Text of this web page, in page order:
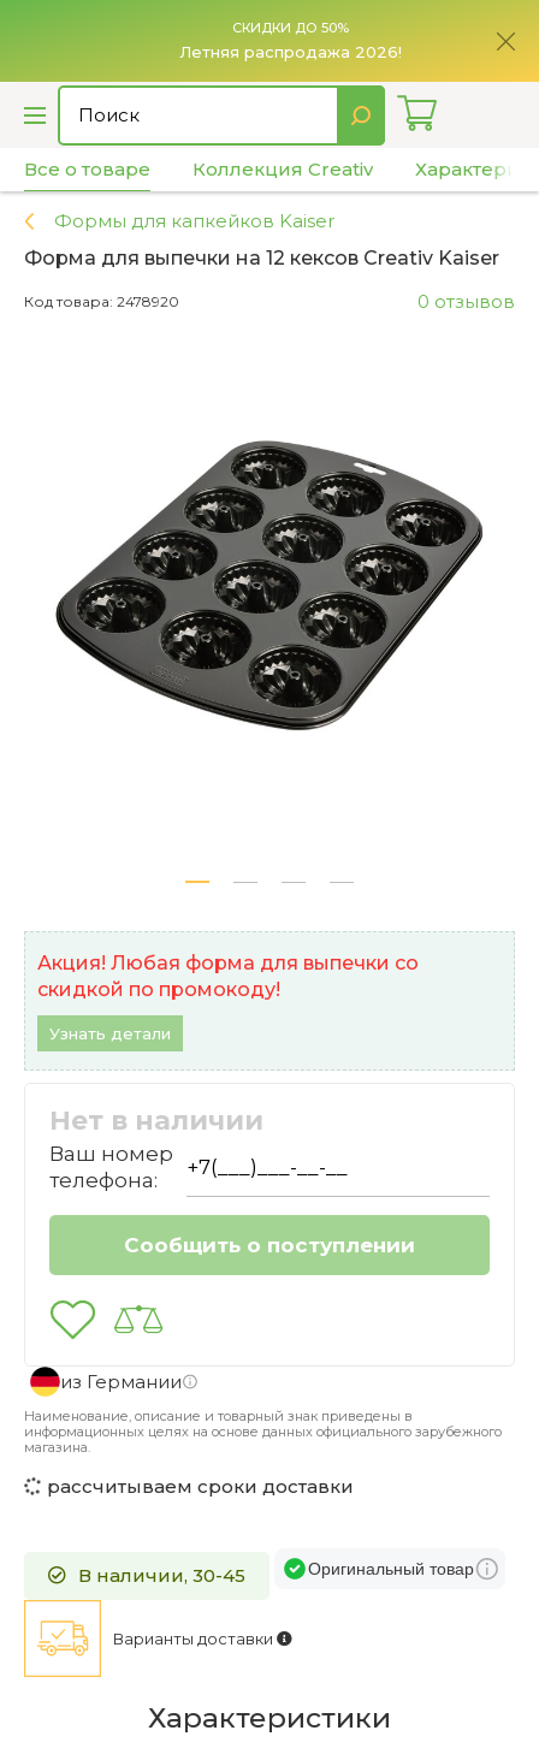
СКИДКИ ДО 50%
Летняя распродажа 2026!
Все о товаре Коллекция Creativ
Формы для капкейков Kaiser
Форма для выпечки на 12 кексов Creativ Kaiser
0 отзывов
Код товара: 2478920
Акция! Любая форма для выпечки со
скидкой по промокоду!
Узнать детали
Нет в наличии
Ваш номер
телефона:
из Германии
Наименование, описание и товарный знак приведены в
информационных целях на основе данных официального зарубежного
магазина.
рассчитываем сроки доставки
Варианты доставки
В наличии, 30-45 Оригинальный товар
Характеристики